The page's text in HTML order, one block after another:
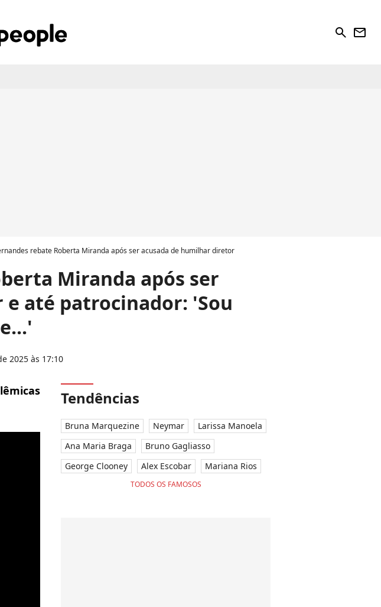
search newsletter
rebate Roberta Miranda após ser acusada de humilhar diretor
Miranda após ser
até patrocinador: 'Sou
2025 às 17:10
Tendências
Bruna Marquezine Neymar
Larissa Manoela
Ana Maria Braga
Bruno Gagliasso
George Clooney
Alex Escobar Mariana Rios
TODOS OS FAMOSOS